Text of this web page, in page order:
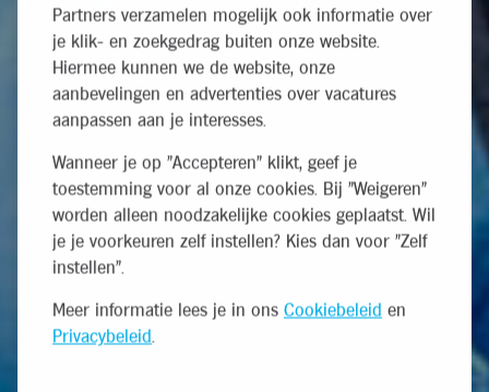
Partners verzamelen mogelijk ook informatie over
je klik- en zoekgedrag buiten onze website.
Hiermee kunnen we de website, onze
aanbevelingen en advertenties over vacatures
aanpassen aan je interesses.
Wanneer je op "Accepteren" klikt, geef je
toestemming voor al onze cookies. Bij "Weigeren"
worden alleen noodzakelijke cookies geplaatst. Wil
je je voorkeuren zelf instellen? Kies dan voor "Zelf
instellen".
Meer informatie lees je in ons Cookiebeleid en
Privacybeleid.